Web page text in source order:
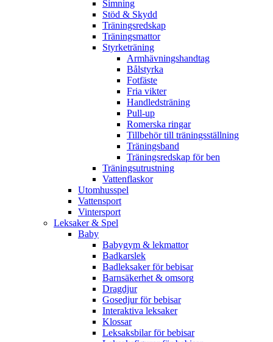
Simning
Stöd & Skydd
Träningsredskap
Träningsmattor
Styrketräning
Armhävningshandtag
Bålstyrka
Fotfäste
Fria vikter
Handledsträning
Pull-up
Romerska ringar
Tillbehör till träningsställning
Träningsband
Träningsredskap för ben
Träningsutrustning
Vattenflaskor
Utomhusspel
Vattensport
Vintersport
Leksaker & Spel
Baby
Babygym & lekmattor
Badkarslek
Badleksaker för bebisar
Barnsäkerhet & omsorg
Dragdjur
Gosedjur för bebisar
Interaktiva leksaker
Klossar
Leksaksbilar för bebisar